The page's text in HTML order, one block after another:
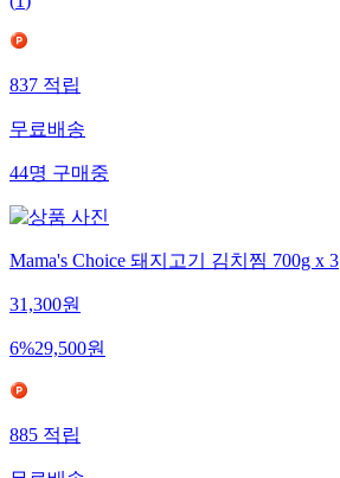
(1)
837적립
무료배송
44명구매중
Mama's Choice 돼지고기 김치찜 700g x 3
31,300원
6%29,500원
885적립